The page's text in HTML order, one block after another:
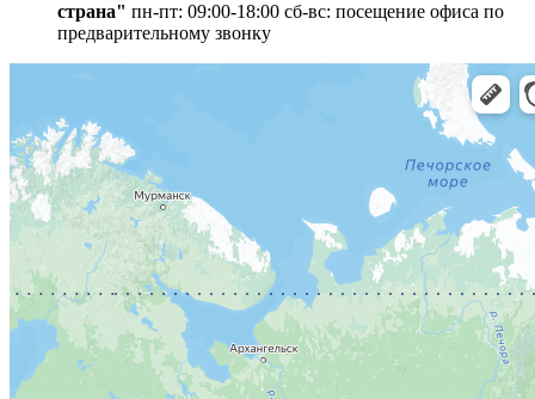
страна" пн-пт: 09:00-18:00 сб-вс: посещение офиса по
предварительному звонку